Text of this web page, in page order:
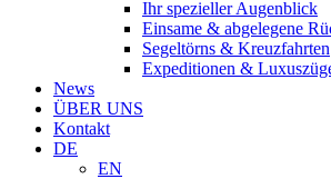
Ihr spezieller Augenblick
Einsame & abgelegene
Segeltörns & Kreuzfahrten
Expeditionen &
News
ÜBER UNS
Kontakt
DE
EN